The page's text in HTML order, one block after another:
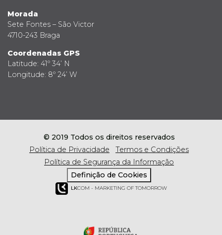
Morada
Sete Fontes – São Victor
4710-243 Braga
Coordenadas GPS
Latitude: 41º 34’ N
Longitude: 8º 24’ W
© 2019 Todos os direitos reservados
Política de Privacidade
Termos e Condições
Política de Segurança da Informação
Definição de Cookies
LKCOM - MARKETING OF TOMORROW